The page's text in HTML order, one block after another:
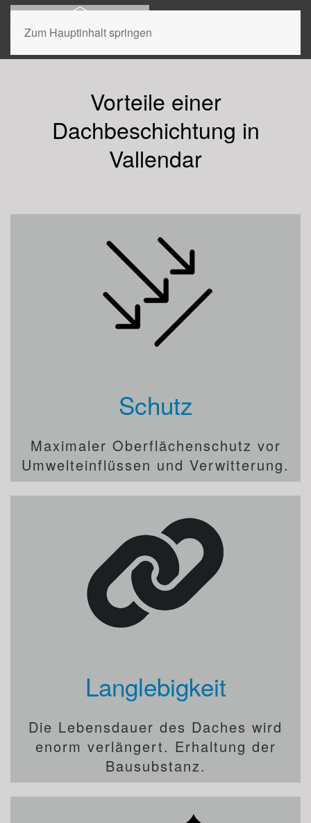
Zum Hauptinhalt springen
Vorteile einer
Dachbeschichtung in
Vallendar
Schutz
Maximaler Oberflächenschutz vor
Umwelteinflüssen und Verwitterung.
Langlebigkeit
Die Lebensdauer des Daches wird
enorm verlängert. Erhaltung der
Bausubstanz.